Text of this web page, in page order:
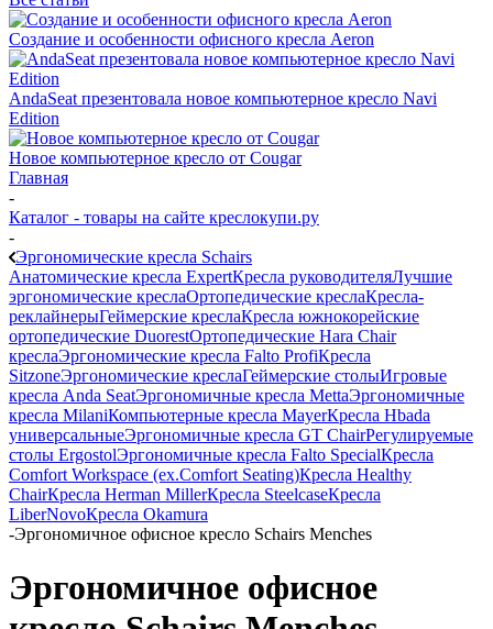
Создание и особенности офисного кресла Aeron
AndaSeat презентовала новое компьютерное кресло Navi
Edition
Новое компьютерное кресло от Cougar
Главная
-
Каталог - товары на сайте креслокупи.ру
-
Эргономические кресла Schairs
Анатомические кресла ExpertКресла руководителяЛучшие
эргономические креслаОртопедические креслаКресла-
реклайнерыГеймерские креслаКресла южнокорейские
ортопедические DuorestОртопедические Hara Chair
креслаЭргономические кресла Falto ProfiКресла
SitzoneЭргономические креслаГеймерские столыИгровые
кресла Anda SeatЭргономичные кресла MettaЭргономичные
кресла MilaniКомпьютерные кресла MayerКресла Hbada
универсальныеЭргономичные кресла GT ChairРегулируемые
столы ErgostolЭргономичные кресла Falto SpecialКресла
Comfort Workspace (ex.Comfort Seating)Кресла Healthy
ChairКресла Herman MillerКресла SteelcaseКресла
LiberNovoКресла Okamura
-Эргономичное офисное кресло Schairs Menches
Эргономичное офисное